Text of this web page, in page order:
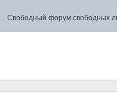
Свободный форум свободных